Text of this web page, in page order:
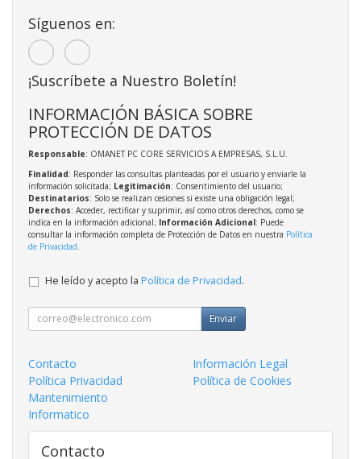
Síguenos en:
¡Suscríbete a Nuestro Boletín!
INFORMACIÓN BÁSICA SOBRE
PROTECCIÓN DE DATOS
Responsable: OMANET PC CORE SERVICIOS A EMPRESAS, S.L.U.
Finalidad: Responder las consultas planteadas por el usuario y enviarle la
información solicitada; Legitimación: Consentimiento del usuario;
Destinatarios: Solo se realizan cesiones si existe una obligación legal;
Derechos: Acceder, rectificar y suprimir, así como otros derechos, como se
indica en la información adicional; Información Adicional: Puede
consultar la información completa de Protección de Datos en nuestra Política
de Privacidad
He leído y acepto la Política de Privacidad.
Enviar
Contacto
Información Legal
Política Privacidad
Política de Cookies
Mantenimiento
Informatico
Contacto